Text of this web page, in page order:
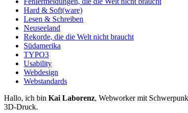
Hard & Soft(ware)
Lesen & Schreiben
Neuseeland
Rekorde, die die Welt nicht braucht
Südamerika
TYPO3
Usability
Webdesign
Webstandards
Hallo, ich bin Kai Laborenz, Webworker mit
3D-Druck.